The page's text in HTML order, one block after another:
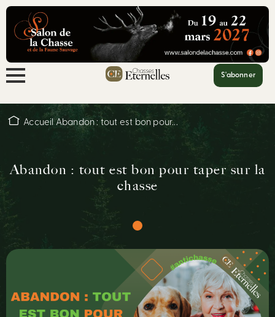
S'abonner
Accueil Abandon : tout est bon pour...
Abandon : tout est bon pour taper sur la
chasse